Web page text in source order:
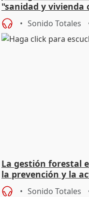
"sanidad y vivienda
Sonido Totales
La gestión forestal
la prevención y la
Sonido Totales